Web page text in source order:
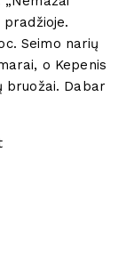
Seimo narių
o Kepenis
bruožai. Dabar